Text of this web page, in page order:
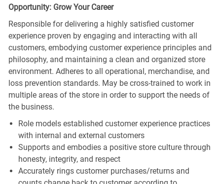
Opportunity: Grow Your Career
Responsible for delivering a highly satisfied customer
experience proven by engaging and interacting with all
customers, embodying customer experience principles and
philosophy, and maintaining a clean and organized store
environment. Adheres to all operational, merchandise, and
loss prevention standards. May be cross-trained to work in
multiple areas of the store in order to support the needs of
the business.
Role models established customer experience practices
with internal and external customers
Supports and embodies a positive store culture through
honesty, integrity, and respect
Accurately rings customer purchases/returns and